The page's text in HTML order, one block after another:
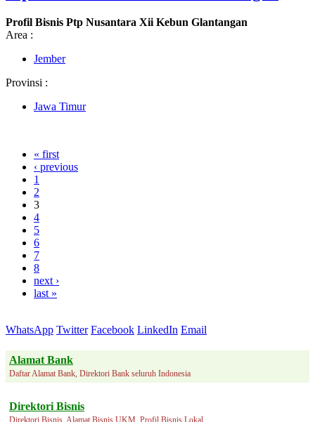
Profil Bisnis Ptp Nusantara Xii Kebun Glantangan
Area :
Jember
Provinsi :
Jawa Timur
« first
‹ previous
1
2
3
4
5
6
7
8
next ›
last »
WhatsApp Twitter Facebook LinkedIn Email
Alamat Bank
Daftar Alamat Bank, Direktori Bank seluruh Indonesia
Direktori Bisnis
Direktori Bisnis, Alamat Bisnis UKM, Profil Bisnis Lokal.